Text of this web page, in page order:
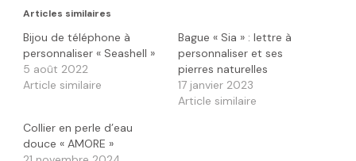
Articles similaires
Bijou de téléphone à
personnaliser « Seashell »
5 août 2022
Article similaire
Bague « Sia » : lettre à
personnaliser et ses
pierres naturelles
17 janvier 2023
Article similaire
Collier en perle d’eau
douce « AMORE »